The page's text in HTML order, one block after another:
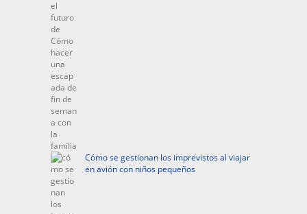
Cómo se gestionan los imprevistos al viajar
en avión con niños pequeños